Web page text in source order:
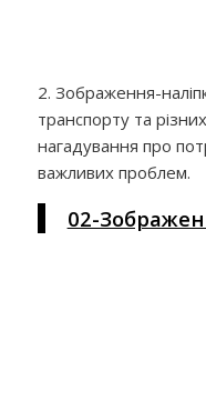
2. Зображення-
транспорту та
нагадування про
важливих проблем.
02-